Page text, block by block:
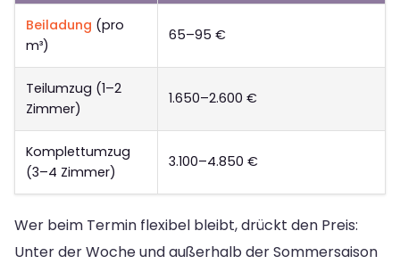
Beiladung (pro
m³)
65–95 €
Teilumzug (1–2
Zimmer)
1.650–2.600 €
Komplettumzug
(3–4 Zimmer)
3.100–4.850 €
Wer beim Termin flexibel bleibt, drückt den Preis:
Unter der Woche und außerhalb der Sommersaison